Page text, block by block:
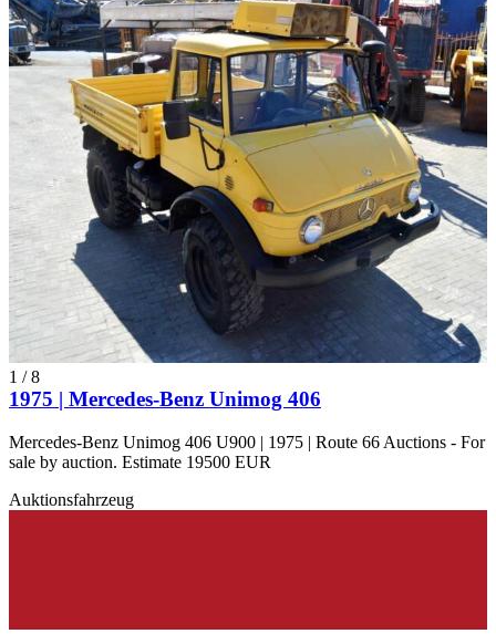
1 /8
1975 | Mercedes-Benz Unimog 406
Mercedes-Benz Unimog 406 U900 | 1975 | Route 66 Auctions - For
sale by auction. Estimate 19500 EUR
Auktionsfahrzeug